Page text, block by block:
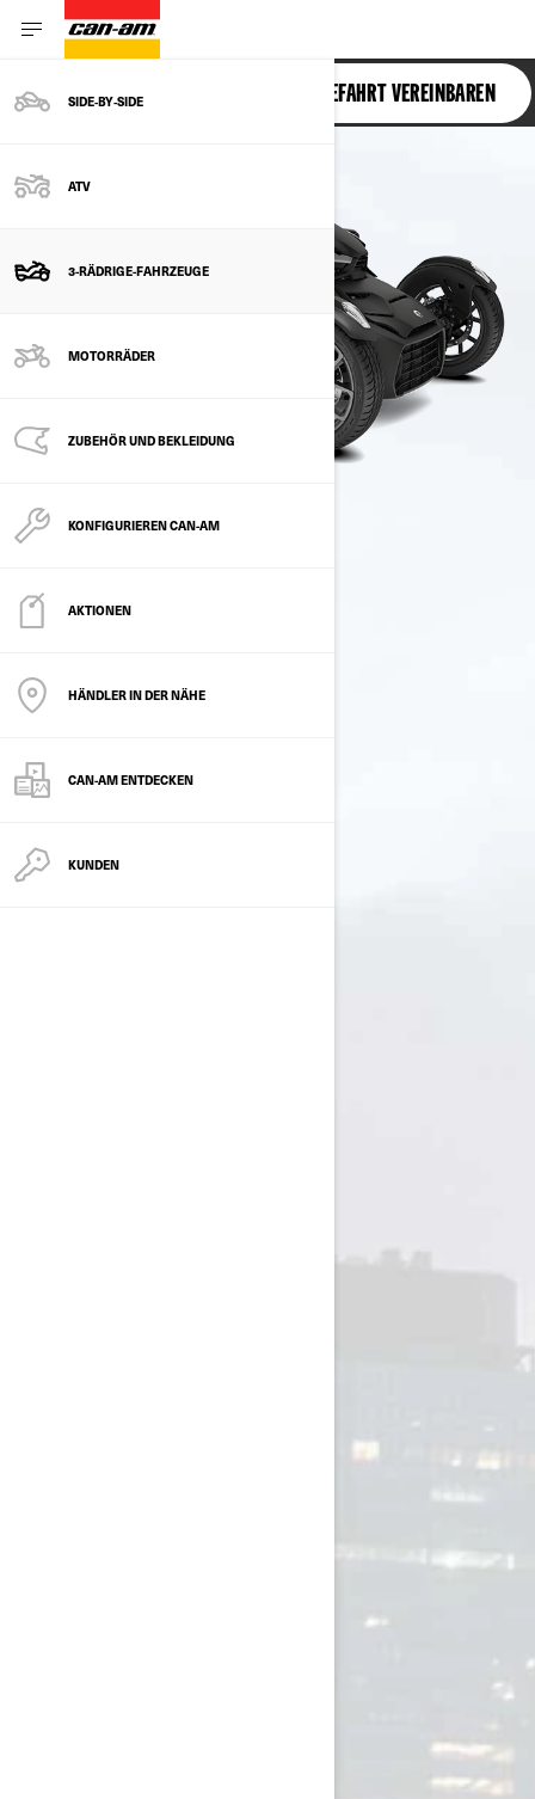
SIDE‑BY‑SIDE
ATV
3-RÄDRIGE-FAHRZEUGE
MOTORRÄDER
ZUBEHÖR UND BEKLEIDUNG
KONFIGURIEREN CAN-AM
AKTIONEN
HÄNDLER IN DER NÄHE
CAN-AM ENTDECKEN
KUNDEN
RYKER PROBEFAHRT VEREINBAREN